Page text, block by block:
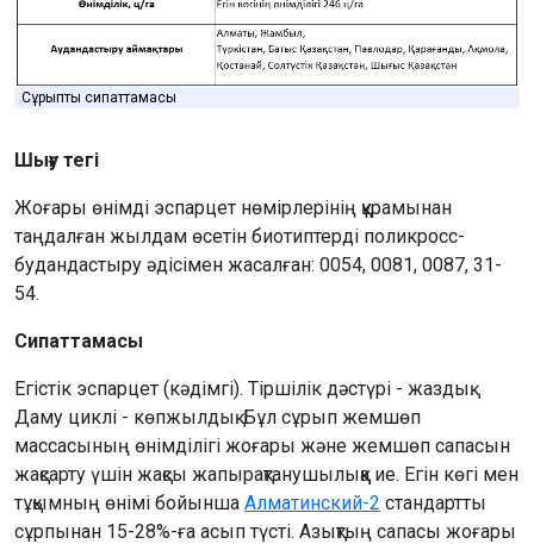
Сұрыптың сипаттамасы
Шығу тегі
Жоғары өнімді эспарцет нөмірлерінің құрамынан
таңдалған жылдам өсетін биотиптерді поликросс-
будандастыру әдісімен жасалған: 0054, 0081, 0087, 31-
54.
Сипаттамасы
Егістік эспарцет (кәдімгі). Тіршілік дәстүрі - жаздық.
Даму циклі - көпжылдық. Бұл сұрып жемшөп
массасының өнімділігі жоғары және жемшөп сапасын
жақсарту үшін жақсы жапырақтанушылыққа ие. Егін көгі мен
тұқымның өнімі бойынша Алматинский-2 стандартты
сұрпынан 15-28%-ға асып түсті. Азықтың сапасы жоғары